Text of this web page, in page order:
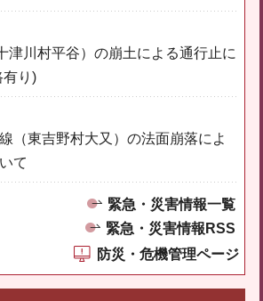
津川村平谷）の崩土による通行止に
有り)
（東吉野村大又）の法面崩落によ
て
緊急・災害情報一覧
緊急・災害情報RSS
防災・危機管理ページ